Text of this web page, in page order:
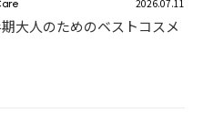
2026.07.11
大人のためのベストコスメ